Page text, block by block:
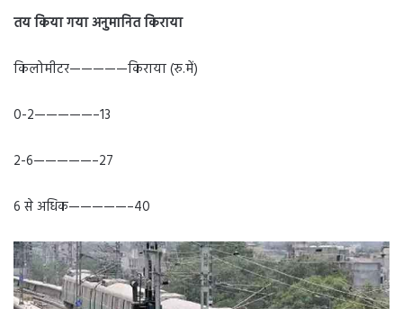
तय किया गया अनुमानित किराया
किलोमीटर—————किराया (रु.में)
0-2—————–13
2-6—————–27
6 से अधिक—————–40